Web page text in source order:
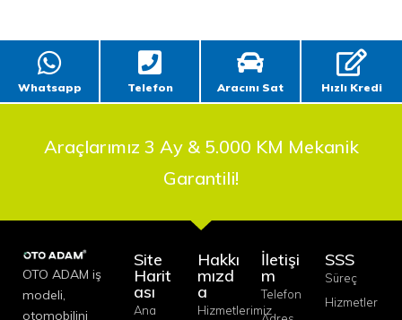
Whatsapp Telefon Aracını Sat Hızlı Kredi
Araçlarımız 3 Ay & 5.000 KM Mekanik
Garantili!
OTO ADAM iş
modeli,
otomobilini
Site
Harit
ası
Ana
Hakkı
mızd
a
Hizmetlerimiz
İletişi
m
Telefon
SSS
Süreç
Hizmetler